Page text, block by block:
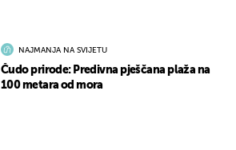
NAJMANJA NA SVIJETU
Čudo prirode: Predivna pješčana plaža na
100 metara od mora